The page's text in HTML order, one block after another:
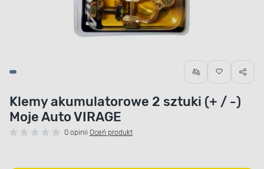
Klemy akumulatorowe 2 sztuki (+ / -)
Moje Auto VIRAGE
0 opinii Oceń produkt